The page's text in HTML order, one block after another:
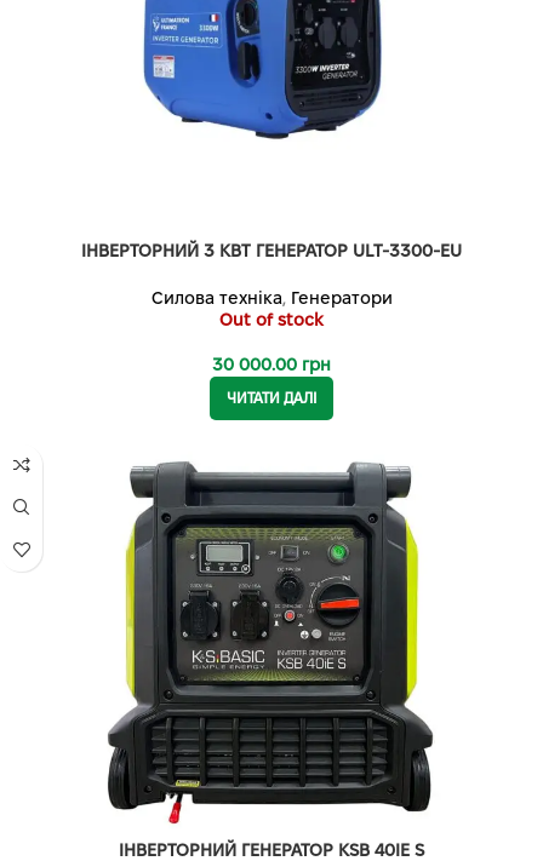
ІНВЕРТОРНИЙ 3 КВТ ГЕНЕРАТОР ULT-3300-EU
Силова техніка, Генератори
Out of stock
30 000.00 грн
ЧИТАТИ ДАЛІ
ІНВЕРТОРНИЙ ГЕНЕРАТОР KSB 40IE S